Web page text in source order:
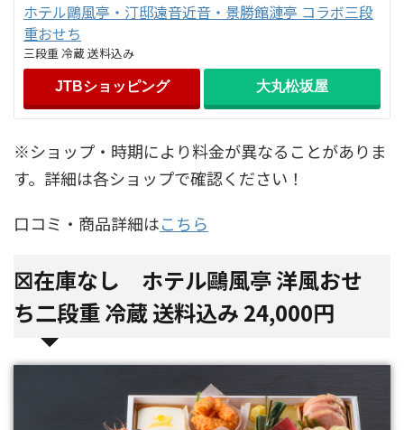
ホテル鷗風亭・汀邸遠音近音・景勝館漣亭 コラボ三段
重おせち
三段重 冷蔵 送料込み
JTBショッピング 大丸松坂屋
※ショップ・時期により料金が異なることがありま
す。詳細は各ショップで確認ください！
口コミ・商品詳細はこちら
☒在庫なし ホテル鷗風亭 洋風おせ
ち二段重 冷蔵 送料込み 24,000円